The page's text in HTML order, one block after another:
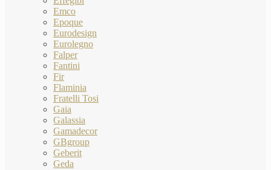
Emco
Epoque
Eurodesign
Eurolegno
Falper
Fantini
Fir
Flaminia
Fratelli Tosi
Gaia
Galassia
Gamadecor
GBgroup
Geberit
Geda